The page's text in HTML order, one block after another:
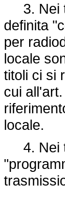
3. Nei
definita
per
locale
titoli ci si
cui
locale.
4. Nei